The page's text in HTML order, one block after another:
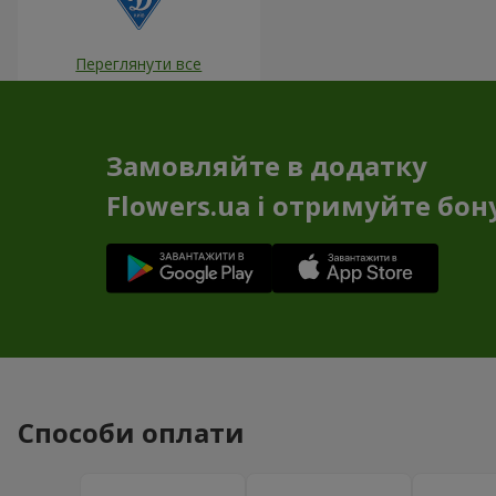
Переглянути все
Замовляйте в додатку
Flowers.ua і отримуйте
Способи оплати